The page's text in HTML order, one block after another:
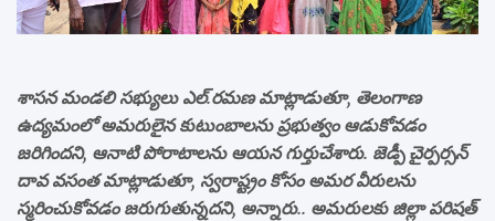
శాసన మండలి సభ్యులు ఎల్.రమణ మాట్లాడుతూ, తెలంగాణ
ఉద్యమంలో అమరులైన కుటుంబాలను ప్రభుత్వం ఆడుకోవడం
జరిగిందని, ఆనాటి పోరాటాలను ఆయన గుర్తుచేశారు. జెడ్పీ చైర్పర్సన్
దావ వసంత మాట్లాడుతూ, స్వరాష్ట్రం కోసం అమర వీరులను
స్మరించుకోవడం జరుగుతున్నదని, అన్నారు.. అమరులకు జిల్లా పరిషత్